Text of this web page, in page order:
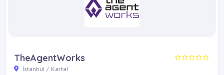
TheAgentWorks
İstanbul / Kartal